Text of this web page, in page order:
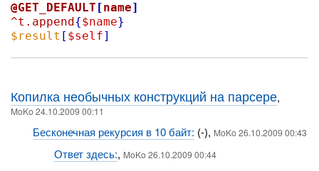
@GET_DEFAULT [name]
^t.append {$name}
$result [ $self]
Копилка необычных конструкций на парсере,
MoKo 24.10.2009 00:11
Бесконечная рекурсия в 10 байт: (-), MoKo 26.10.2009 00:43
Ответ здесь:, MoKo 26.10.2009 00:44